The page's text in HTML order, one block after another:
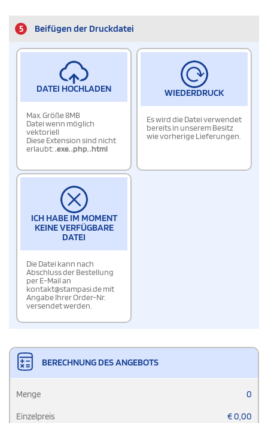
5 Beifügen der Druckdatei
DATEI HOCHLADEN
Max. Größe 8MB
Datei wenn möglich
vektoriell
Diese Extension sind nicht
erlaubt:.exe,.php,.html
WIEDERDRUCK
Es wird die Datei verwendet
bereits in unserem Besitz
wie vorherige Lieferungen.
ICH HABE IM MOMENT
KEINE VERFÜGBARE
DATEI
Die Datei kann nach
Abschluss der Bestellung
per E-Mail an
kontakt@stampasi.de mit
Angabe Ihrer Order-Nr.
versendet werden.
BERECHNUNG DES ANGEBOTS
Menge 0
Einzelpreis €0,00